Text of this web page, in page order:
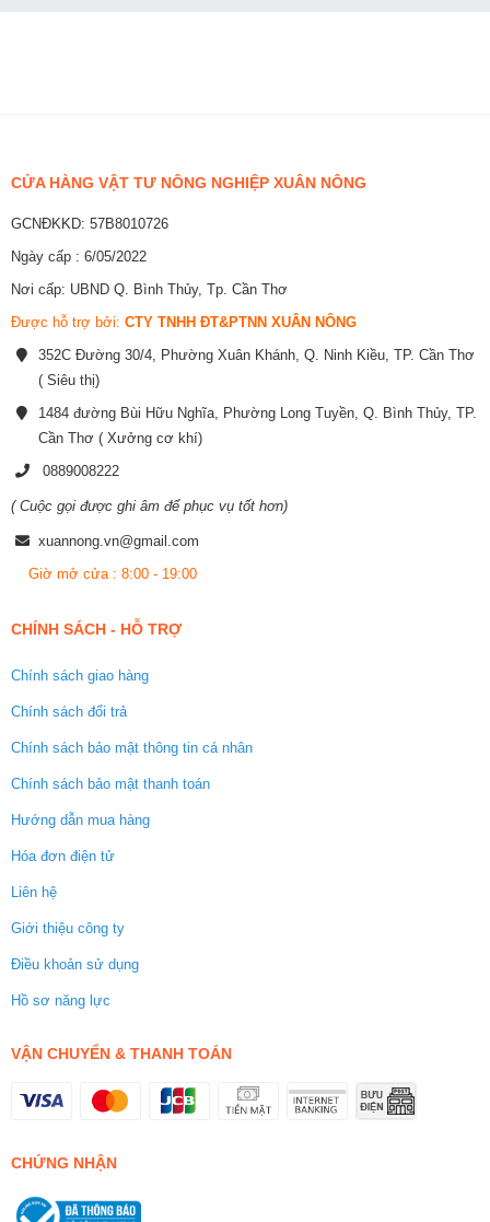
CỬA HÀNG VẬT TƯ NÔNG NGHIỆP XUÂN NÔNG
GCNĐKKD: 57B8010726
Ngày cấp : 6/05/2022
Nơi cấp: UBND Q. Bình Thủy, Tp. Cần Thơ
Được hỗ trợ bởi: CTY TNHH ĐT&PTNN XUÂN NÔNG
352C Đường 30/4, Phường Xuân Khánh, Q. Ninh Kiều, TP. Cần Thơ
( Siêu thị)
1484 đường Bùi Hữu Nghĩa, Phường Long Tuyền, Q. Bình Thủy, TP.
Cần Thơ ( Xưởng cơ khí)
0889008222
( Cuộc gọi được ghi âm để phục vụ tốt hơn)
xuannong.vn@gmail.com
Giờ mở cửa : 8:00 - 19:00
CHÍNH SÁCH - HỖ TRỢ
Chính sách giao hàng
Chính sách đổi trả
Chính sách bảo mật thông tin cá nhân
Chính sách bảo mật thanh toán
Hướng dẫn mua hàng
Hóa đơn điện tử
Liên hệ
Giới thiệu công ty
Điều khoản sử dụng
Hồ sơ năng lực
VẬN CHUYỂN & THANH TOÁN
CHỨNG NHẬN